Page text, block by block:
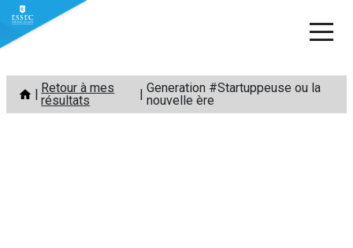
Aller
contenu
Retour à mes
résultats
Generation #Startuppeuse ou la
nouvelle ère